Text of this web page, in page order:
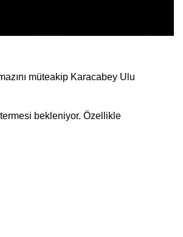
müteakip Karacabey Ulu
bekleniyor. Özellikle